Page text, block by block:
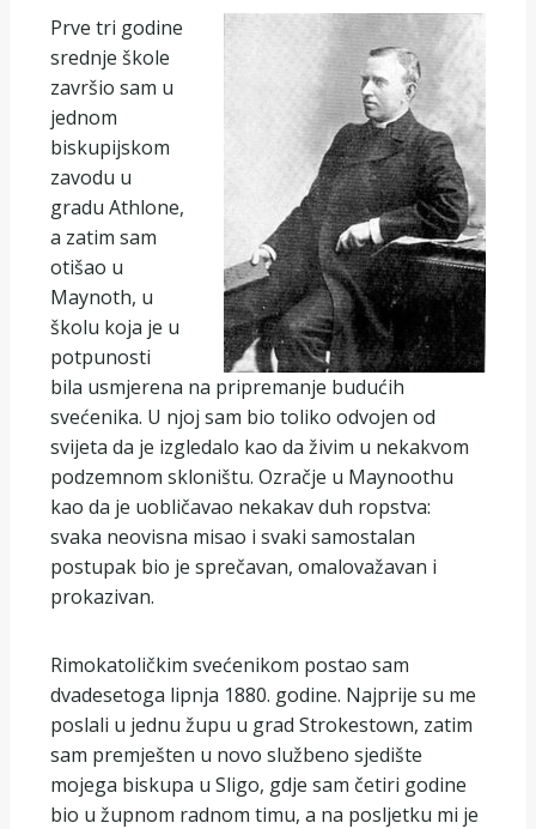
Prve tri godine
srednje škole
završio sam u
jednom
biskupijskom
zavodu u
gradu Athlone,
a zatim sam
otišao u
Maynoth, u
školu koja je u
potpunosti
bila usmjerena na pripremanje budućih
svećenika. U njoj sam bio toliko odvojen od
svijeta da je izgledalo kao da živim u nekakvom
podzemnom skloništu. Ozračje u Maynoothu
kao da je uobličavao nekakav duh ropstva:
svaka neovisna misao i svaki samostalan
postupak bio je sprečavan, omalovažavan i
prokazivan.
Rimokatoličkim svećenikom postao sam
dvadesetoga lipnja 1880. godine. Najprije su me
poslali u jednu župu u grad Strokestown, zatim
sam premješten u novo službeno sjedište
mojega biskupa u Sligo, gdje sam četiri godine
bio u župnom radnom timu, a na posljetku mi je